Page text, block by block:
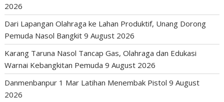
2026
Dari Lapangan Olahraga ke Lahan Produktif, Unang Dorong
Pemuda Nasol Bangkit 9 August 2026
Karang Taruna Nasol Tancap Gas, Olahraga dan Edukasi
Warnai Kebangkitan Pemuda 9 August 2026
Danmenbanpur 1 Mar Latihan Menembak Pistol 9 August
2026